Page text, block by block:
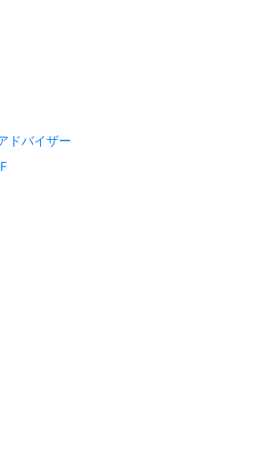
ドバイザー